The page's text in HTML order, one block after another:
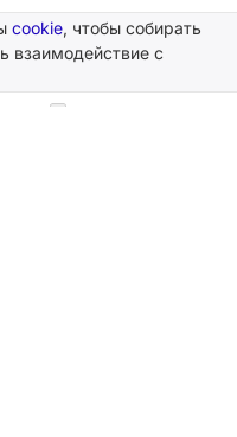
cookie, чтобы собирать
взаимодействие с